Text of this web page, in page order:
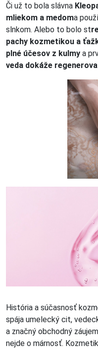
Či už to bola slávna
mliekom a medoma
slnkom. Alebo to bolo st
pachy kozmetikou a
plné účesov z kulmy a
veda dokáže
História a súčasnosť
spája umelecký cit,
a značný obchodný
nejde o márnosť.